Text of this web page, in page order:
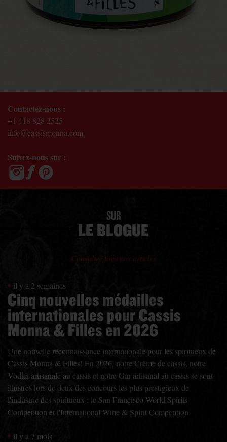
Contactez-nous :
+1 418 828 2525
info@cassismonna.com
Suivez-nous sur :
SUR
LE BLOGUE
Consultez tous nos articles
il y a 2 semaines
Cinq nouvelles médailles
internationales pour Cassis
Monna & Filles en 2026
Une nouvelle reconnaissance internationale pour les spiritueux de
Cassis Monna & Filles! En 2026, notre Crème de cassis, notre
Vodka artisanale au cassis et notre Gin artisanal au cassis se sont
illustrés lors de deux des concours les plus prestigieux de
l'industrie des spiritueux : le San Francisco World Spirits
Competition et l'International Wine & Spirit Competition.
il y a 7 mois